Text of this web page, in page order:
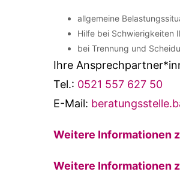
allgemeine
Hilfe bei Schwierigkeiten
bei Trennung und
Ihre
Tel.: 0521 557 627 50
E-Mail:
Weitere Informationen
Weitere Informationen